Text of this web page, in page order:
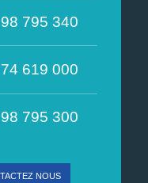
795 340
619 000
795 300
NOUS